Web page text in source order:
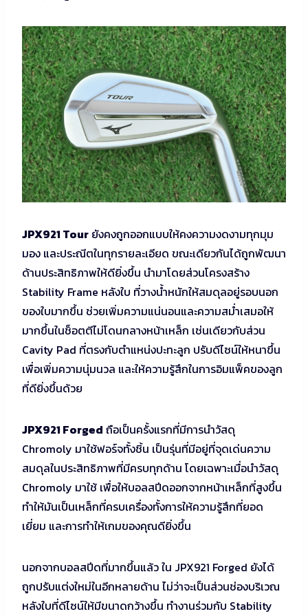
JPX921 Tour ยังคงถูกออกแบบให้คงความงดงามทุกมุม
มอง และประณีตในทุกรายละเอียด ขณะเดียวกันได้ถูกพัฒนา
ด้านประสิทธิภาพให้ดียิ่งขึ้น นำมาโดยส่วนโครงสร้าง
Stability Frame หลังใบ ที่วางน้ำหนักให้สมดุลอยู่รอบนอก
ของใบมากขึ้น ช่วยเพิ่มความแน่นอนและความสม่ำเสมอให้
มากขึ้นในช็อตตีไม่โดนกลางหน้าเหล็ก เช่นเดียวกับส่วน
Cavity Pad ที่ตรงกับตำแหน่งปะทะลูก ปรับดีไซน์ให้หนาขึ้น
เพื่อเพิ่มความนุ่มนวล และให้ความรู้สึกในการอิมแพ็คของลูก
ที่ดียิ่งขึ้นด้วย
JPX921 Forged ถือเป็นครั้งแรกที่มีการนำวัสดุ
Chromoly มาใช้ฟอร์จทั้งชิ้น เป็นรุ่นที่มีอยู่ที่จุดเด่นความ
สมดุลในประสิทธิภาพที่มีครบทุกด้าน โดยเฉพาะเมื่อนำวัสดุ
Chromoly มาใช้ เพื่อให้บอลสปีดออกจากหน้าเหล็กที่สูงขึ้น
ทำให้มันเป็นเหล็กที่ครบเครื่องทั้งการให้ความรู้สึกที่ยอด
เยี่ยม และการทำให้เกมของคุณดียิ่งขึ้น
นอกจากบอลสปีดที่มากขึ้นแล้ว ใน JPX921 Forged ยังได้
ถูกปรับแต่งใหม่ในอีกหลายด้าน ไม่ว่าจะเป็นส่วนช่องบริเวณ
หลังใบที่ดีไซน์ให้มีขนาดกว้างขึ้น ทำงานร่วมกับ Stability